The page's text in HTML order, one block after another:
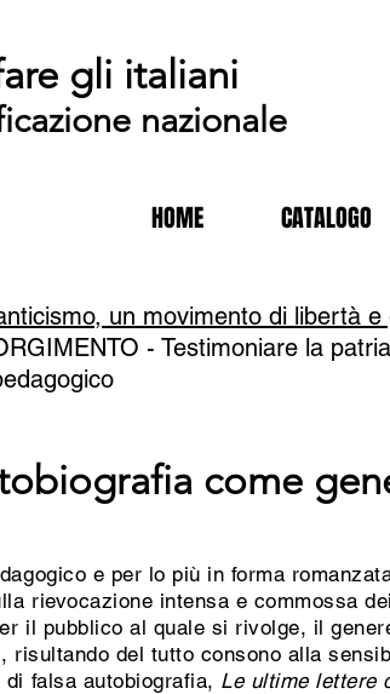
gli italiani
nazionale
HOME CATALOGO
un movimento di libertà
- Testimoniare la
come
e per lo più in forma
rievocazione intensa e commossa
il pubblico al quale si rivolge, il
risultando del tutto consono alla
falsa autobiografia, Le ultime lettere